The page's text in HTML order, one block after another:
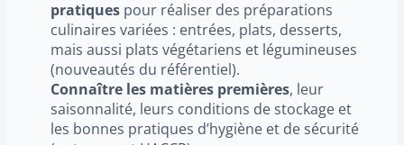
pratiques pour réaliser des préparations
culinaires variées : entrées, plats, desserts,
mais aussi plats végétariens et légumineuses
(nouveautés du référentiel).
Connaître les matières premières, leur
saisonnalité, leurs conditions de stockage et
les bonnes pratiques d’hygiène et de sécurité